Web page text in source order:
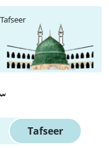
Tafseer